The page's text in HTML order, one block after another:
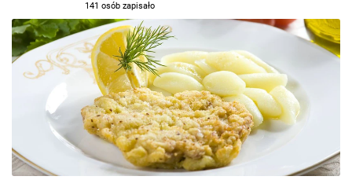
141 osób zapisało